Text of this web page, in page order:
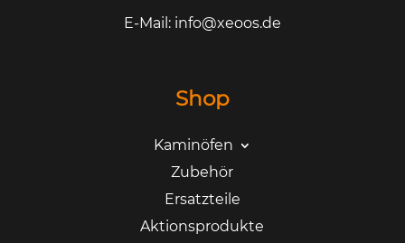
E-Mail: info@xeoos.de
Shop
Kaminöfen
Zubehör
Ersatzteile
Aktionsprodukte